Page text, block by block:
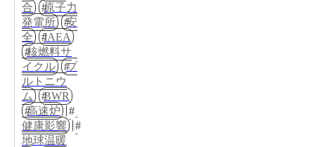
合
原子力
発電所
安
全
IAEA
核燃料サ
イクル
プ
ルトニウ
ム
BWR
高速炉
健康影響
地球温暖